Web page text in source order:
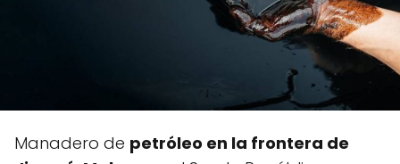
Manadero de petróleo en la frontera de